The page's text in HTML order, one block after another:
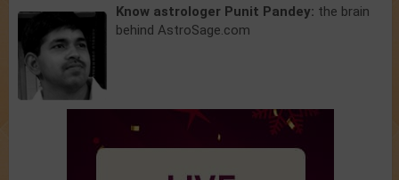
Know astrologer Punit Pandey: the brain
behind AstroSage.com